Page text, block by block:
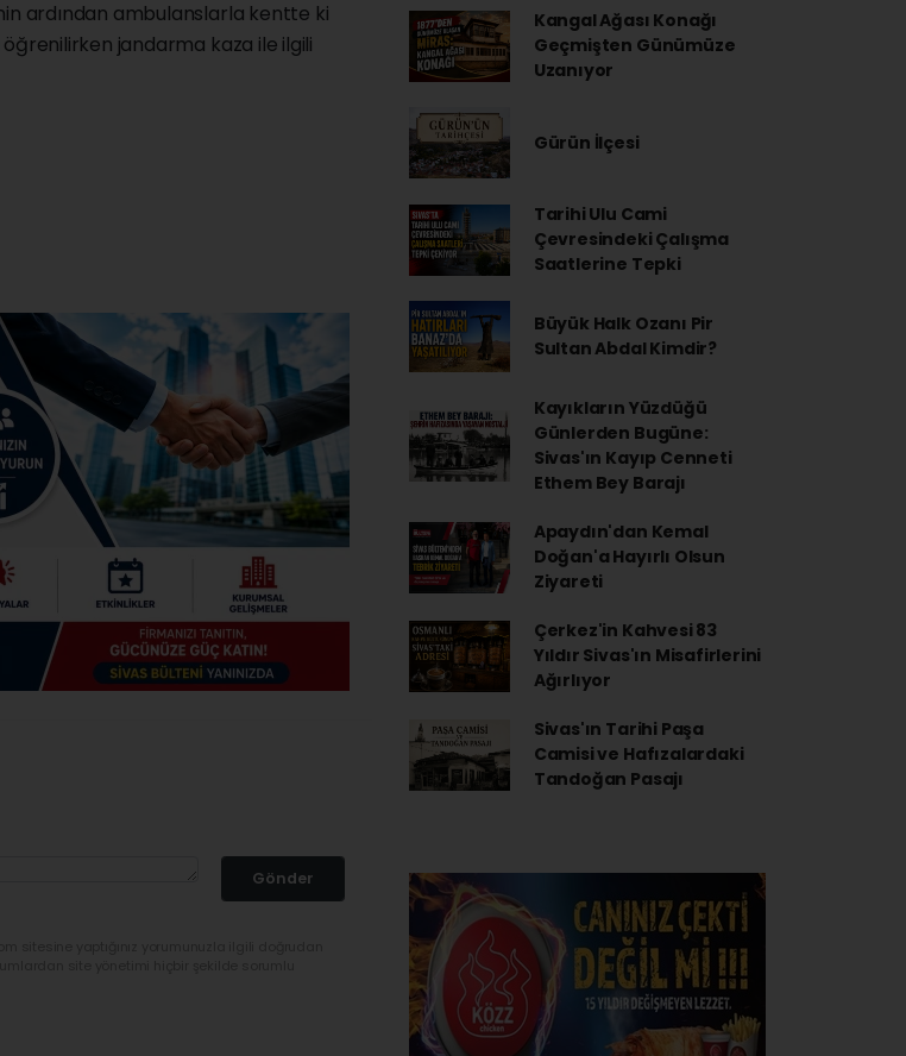
ardından ambulanslarla kentte ki
öğrenilirken jandarma kaza ile ilgili
Gönder
Kangal Ağası Konağı
Geçmişten Günümüze
Uzanıyor
Gürün İlçesi
Tarihi Ulu Cami
Çevresindeki Çalışma
Saatlerine Tepki
Büyük Halk Ozanı Pir
Sultan Abdal Kimdir?
Kayıkların Yüzdüğü
Günlerden Bugüne:
Sivas'ın Kayıp Cenneti
Ethem Bey Barajı
Apaydın'dan Kemal
Doğan'a Hayırlı Olsun
Ziyareti
Çerkez'in Kahvesi 83
Yıldır Sivas'ın Misafirlerini
Ağırlıyor
Sivas'ın Tarihi Paşa
Camisi ve Hafızalardaki
Tandoğan Pasajı